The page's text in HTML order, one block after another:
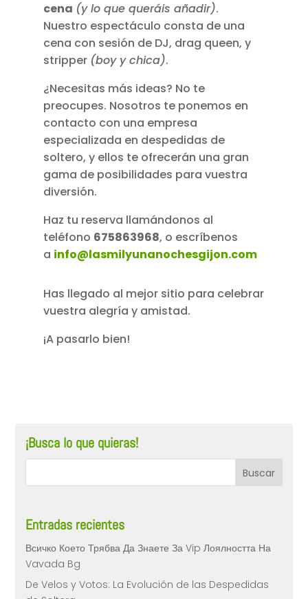
cena (y lo que queráis añadir).
Nuestro espectáculo consta de una
cena con sesión de DJ, drag queen, y
stripper (boy y chica).
¿Necesitas más ideas? No te
preocupes. Nosotros te ponemos en
contacto con una empresa
especializada en despedidas de
soltero, y ellos te ofrecerán una gran
gama de posibilidades para vuestra
diversión.
Haz tu reserva llamándonos al
teléfono 675863968, o escríbenos
a info@lasmilyunanochesgijon.com
Has llegado al mejor sitio para celebrar
vuestra alegría y amistad.
¡A pasarlo bien!
¡Busca lo que quieras!
Entradas recientes
Всичко Което Трябва Да Знаете За Vip Лоялността На
Vavada Bg
De Velos y Votos: La Evolución de las Despedidas